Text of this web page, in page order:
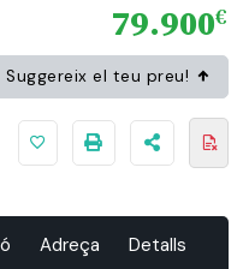
79.900€
Suggereix el teu preu!
Adreça
Detalls